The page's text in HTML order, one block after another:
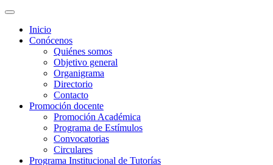
Inicio
Conócenos
Quiénes somos
Objetivo general
Organigrama
Directorio
Contacto
Promoción docente
Promoción Académica
Programa de Estímulos
Convocatorias
Circulares
Programa Institucional de Tutorías